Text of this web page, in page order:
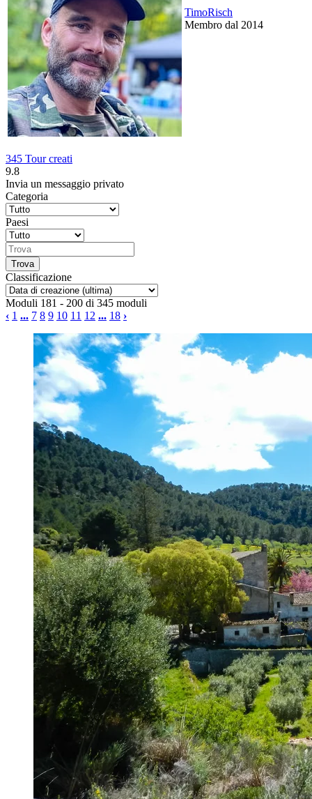
TimoRisch
Membro dal 2014
345 Tour creati
9.8
Invia un messaggio privato
Categoria
Paesi
Classificazione
Moduli 181 - 200 di 345 moduli
‹ 1 ... 7 8 9 10 11 12 ... 18 ›